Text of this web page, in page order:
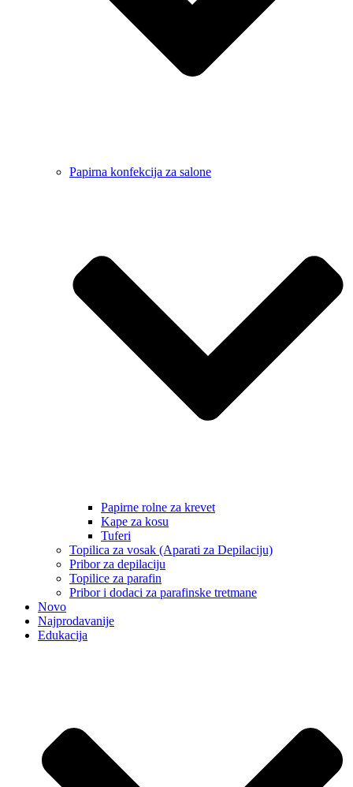
Papirna konfekcija za salone
Papirne rolne za krevet
Kape za kosu
Tuferi
Topilica za vosak (Aparati za Depilaciju)
Pribor za depilaciju
Topilice za parafin
Pribor i dodaci za parafinske tretmane
Novo
Najprodavanije
Edukacija